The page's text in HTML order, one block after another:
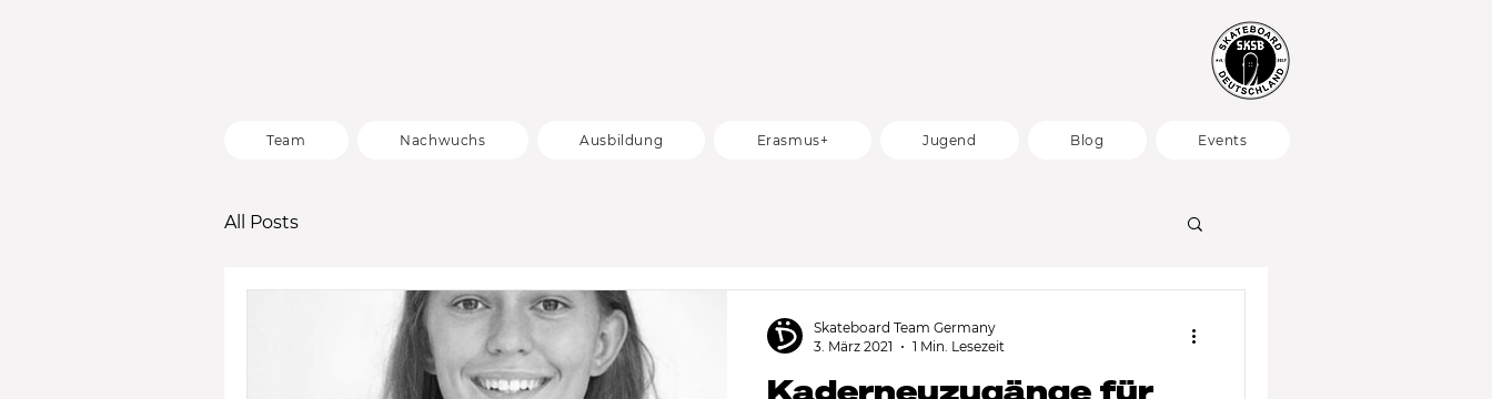
Team Nachwuchs Ausbildung Erasmus+ Jugend Blog Events
All Posts
Kaderneuzugänge für
Skateboard Team Germany
3. März 2021
1 Min. Lesezeit